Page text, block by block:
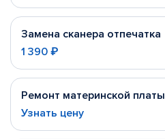
Замена сканера отпечатка
1 390 ₽
Ремонт материнской платы
Узнать цену